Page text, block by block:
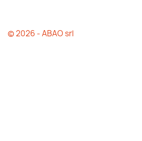
© 2026 - ABAO srl